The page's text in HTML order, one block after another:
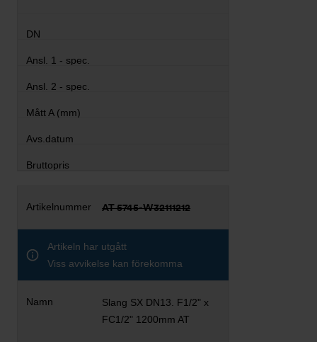
AT 5745-W32111212
Artikeln har utgått
Viss avvikelse kan förekomma
Slang SX DN13. F1/2" x
FC1/2" 1200mm AT